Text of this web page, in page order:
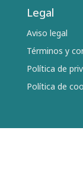
Legal
Aviso legal
Términos y
Política de
Política de